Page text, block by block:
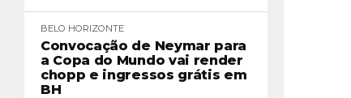
BELO HORIZONTE
Convocação de Neymar para
a Copa do Mundo vai render
chopp e ingressos grátis em
BH